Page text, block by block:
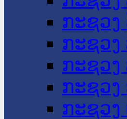
ກະຊວງ
ກະຊວງ
ກະຊວງ
ກະຊວງ
ກະຊວງ